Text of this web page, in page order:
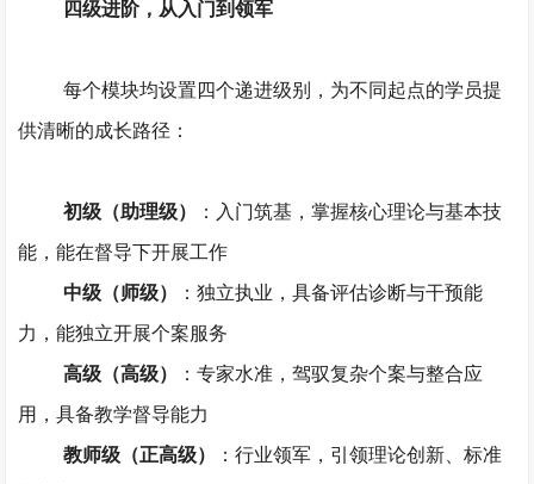
四级进阶，从入门到领军
每个模块均设置四个递进级别，为不同起点的学员提
供清晰的成长路径：
初级（助理级）
：入门筑基，掌握核心理论与基本技
能，能在督导下开展工作
中级（师级）
：独立执业，具备评估诊断与干预能
力，能独立开展个案服务
高级（高级）
：专家水准，驾驭复杂个案与整合应
用，具备教学督导能力
教师级（正高级）
：行业领军，引领理论创新、标准